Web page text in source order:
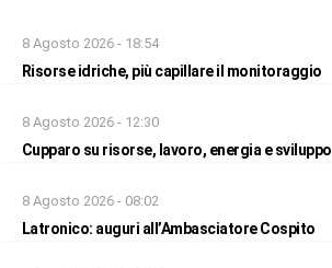
8 Agosto 2026 - 18:54
Risorse idriche, più capillare il monitoraggio
8 Agosto 2026 - 12:30
Cupparo su risorse, lavoro, energia e sviluppo
8 Agosto 2026 - 08:02
Latronico: auguri all’Ambasciatore Cospito